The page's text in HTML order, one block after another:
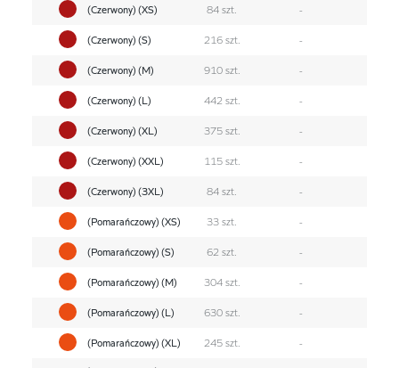
(Czerwony) (XS)
84 szt.
-
(Czerwony) (S)
216 szt.
-
(Czerwony) (M)
910 szt.
-
(Czerwony) (L)
442 szt.
-
(Czerwony) (XL)
375 szt.
-
(Czerwony) (XXL)
115 szt.
-
(Czerwony) (3XL)
84 szt.
-
(Pomarańczowy) (XS)
33 szt.
-
(Pomarańczowy) (S)
62 szt.
-
(Pomarańczowy) (M)
304 szt.
-
(Pomarańczowy) (L)
630 szt.
-
(Pomarańczowy) (XL)
245 szt.
-